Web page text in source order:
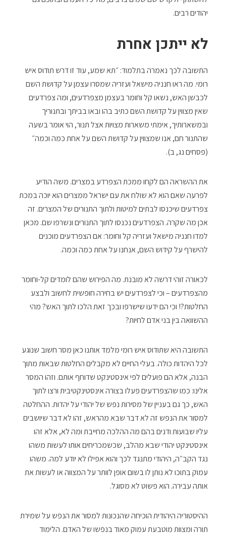
יהודים רבים.
לא ייתכן אחרת
התשובה לכך נאמרה בתלמוד: ״תא שמע, עוד זו דרש תודוס איש
רומי. מה ראו חנניה מישאל ועזריה שמסרו עצמן על קדושת השם
לכבשן האש, נשאו קל וחומר בעצמן מצפרדעים, ומה צפרדעים
שאין מצווין על קדושת השם כתיב בהו ובאו בביתך ובתנוריך
ובמשארותיך, אימתי משארות מצויות אצל תנור, הוי אומר בשעה
שהתנור חם, אנו שמצווין על קדושת השם על אחת כמה וכמה״
(פסחים נג, ב).
את ההשראה הם לקחו ממכת הצפרדע במצרים. משה הודיע
לפרעה שאם הוא לא שולח את עם ישראל ממצרים הוא יוכה במכת
צפרדעים שיכנסו לבתים למיטות ולתוך התנורים של המצרים. זה
אכן מה שקרה. הצפרדעים נכנסו לתוך התנורים ונשרפו שם. מכאן
למדו חנניה מישאל ועזריה קל וחומר: אם הצפרדעים מוכנים
להישרף על קידוש השם, אנחנו על אחת כמה וכמה.
לכאורה זוהי דרשה לא מובנת. מה הפירוש שהם לומדים קל-וחומר
מהצפרדעים – וכי לצפרדעים יש בחירה חופשית לחשוב ולבצע
החלטות?! וכי הם ידעו שישרפו ובכך זאת הלכו לתוך האש? מהי
ההשוואה בין בני אדם לחיות?
התשובה היא שתודוס איש רומי מלמד אותנו כאן מסר חשוב שנוגע
לכל היהדות כולה. בעלי החיים לא מקבלים החלטות שבאות מתוך
הבנה, אלא הם פועלים לפי אינסטינקט שדוחף אותם. וזהו המסר
אלינו: כמו שהצפרדעים פעלו בצורה אינסטינקטיבית ורצו לתוך
האש, כך גם בעניין של מסירות נפש של יהודי על יהדות. ההחלטה
למסור את הנפש זה לא דבר שבא מהראש, זהו לא דבר שיושבים
עליו שבועות ודנים בהם מה ההלכה מחייבת ומה לא, אלא זהו
אינסטינקט יהודי שבא מהלב, שכשמכריחים אותו לעשות משהו
נגד הקב״ה, היהודי מתנגד לכך והוא אפילו לא יודע למה. משהו
עמוק בתוכו לא נותן לו בשום אופן לוותר על המצווה או לעשות את
אותה עבירה. הוא פשוט לא מסוגל.
ההיסטוריה היהודית הוכיחה שהנכונות למסור את הנפש על שמירת
תורה ומצוות מוטבעת עמוק מאוד בנפשו של האדם. הלימוד